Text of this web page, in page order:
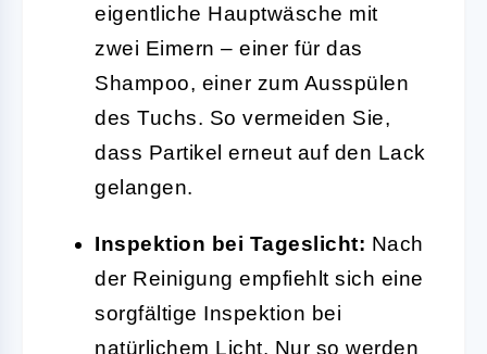
eigentliche Hauptwäsche mit
zwei Eimern – einer für das
Shampoo, einer zum Ausspülen
des Tuchs. So vermeiden Sie,
dass Partikel erneut auf den Lack
gelangen.
Inspektion bei Tageslicht: Nach
der Reinigung empfiehlt sich eine
sorgfältige Inspektion bei
natürlichem Licht. Nur so werden